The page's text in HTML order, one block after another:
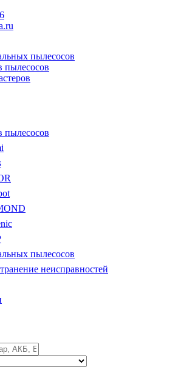
пылесосов
пылесосов
пылесосов
пылесосов
неисправностей